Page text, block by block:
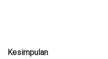
Kesimpulan